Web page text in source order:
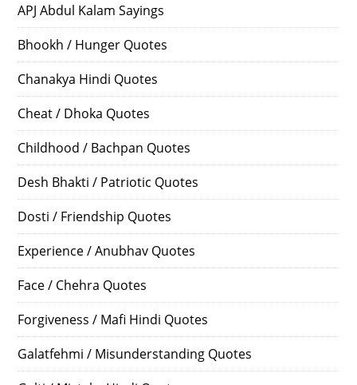
APJ Abdul Kalam Sayings
Bhookh / Hunger Quotes
Chanakya Hindi Quotes
Cheat / Dhoka Quotes
Childhood / Bachpan Quotes
Desh Bhakti / Patriotic Quotes
Dosti / Friendship Quotes
Experience / Anubhav Quotes
Face / Chehra Quotes
Forgiveness / Mafi Hindi Quotes
Galatfehmi / Misunderstanding Quotes